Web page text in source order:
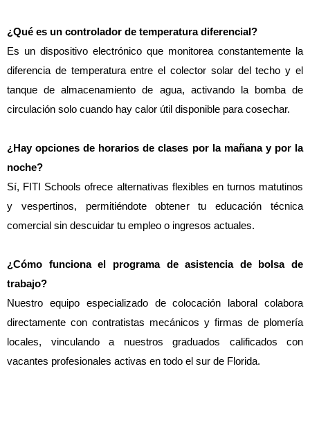
¿Qué es un controlador de temperatura diferencial?
Es un dispositivo electrónico que monitorea constantemente la
diferencia de temperatura entre el colector solar del techo y el
tanque de almacenamiento de agua, activando la bomba de
circulación solo cuando hay calor útil disponible para cosechar.
¿Hay opciones de horarios de clases por la mañana y por la
noche?
Sí, FITI Schools ofrece alternativas flexibles en turnos matutinos
y vespertinos, permitiéndote obtener tu educación técnica
comercial sin descuidar tu empleo o ingresos actuales.
¿Cómo funciona el programa de asistencia de bolsa de
trabajo?
Nuestro equipo especializado de colocación laboral colabora
directamente con contratistas mecánicos y firmas de plomería
locales, vinculando a nuestros graduados calificados con
vacantes profesionales activas en todo el sur de Florida.